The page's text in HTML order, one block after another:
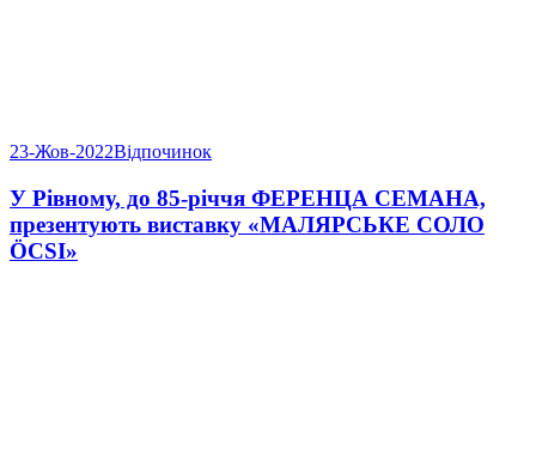
23-Жов-2022Відпочинок
У Рівному, до 85-річчя ФЕРЕНЦА СЕМАНА,
презентують виставку «МАЛЯРСЬКЕ СОЛО
ÖCSI»